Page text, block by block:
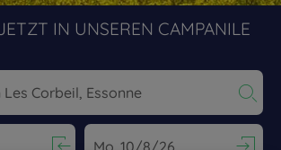
IN UNSEREN CAMPANILE